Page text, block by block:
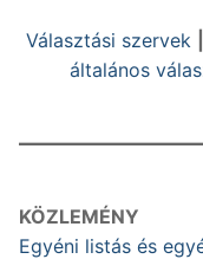
Választási szervek
általános
KÖZLEMÉNY
Egyéni listás és